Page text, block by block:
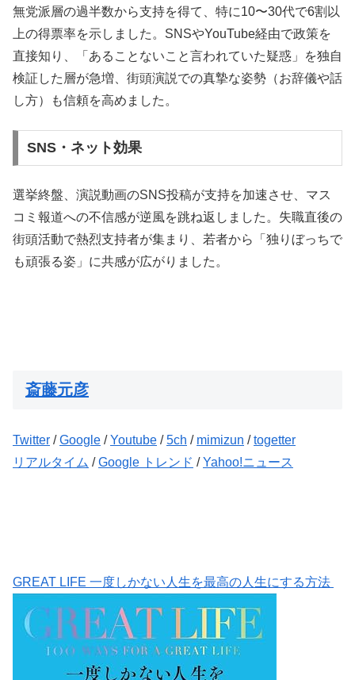
無党派層の過半数から支持を得て、特に10〜30代で6割以
上の得票率を示しました。SNSやYouTube経由で政策を
直接知り、「あることないこと言われていた疑惑」を独自
検証した層が急増、街頭演説での真摯な姿勢（お辞儀や話
し方）も信頼を高めました。
SNS・ネット効果
選挙終盤、演説動画のSNS投稿が支持を加速させ、マス
コミ報道への不信感が逆風を跳ね返しました。失職直後の
街頭活動で熱烈支持者が集まり、若者から「独りぼっちで
も頑張る姿」に共感が広がりました。
斎藤元彦
Twitter /Google /Youtube /5ch / mimizun /togetter
リアルタイム /Google トレンド /Yahoo!ニュース
GREAT LIFE 一度しかない人生を最高の人生にする方法